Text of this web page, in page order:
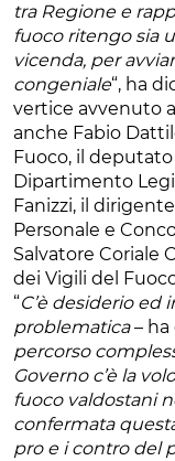
tra Regione e
fuoco ritengo sia
vicenda, per
congeniale“, ha
vertice avvenuto
anche Fabio
Fuoco, il deputato
Dipartimento
Fanizzi, il
Personale e
Salvatore Coriale
dei Vigili del
“C’è desiderio ed
problematica– ha
percorso
Governo c’è la
fuoco valdostani
confermata
pro e i contro del